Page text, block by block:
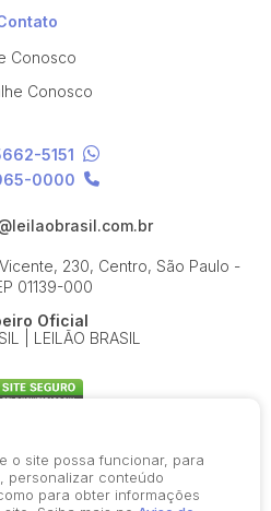
Conosco
Conosco
5151
0000
230, Centro, São Paulo -
01139-000
Oficial
| LEILÃO BRASIL
os direitos reservados
Privacidade
o site possa funcionar, para
personalizar conteúdo
para obter informações